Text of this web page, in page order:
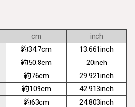
cm
inch
約34.7cm
13.661inch
約50.8cm
20inch
約76cm
29.921inch
約109cm
42.913inch
約63cm
24.803inch